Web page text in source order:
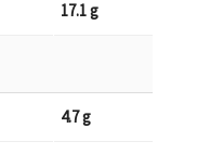
17.1 g
4.7 g